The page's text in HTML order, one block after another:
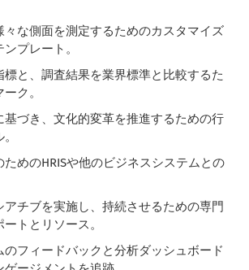
々な側面を測定するためのカスタマイズ
プレート。
標と、調査結果を業界標準と比較するた
ク。
基づき、文化的変革を推進するための行
ためのHRISや他のビジネスシステムとの
アチブを実施し、持続させるための専門
トとリソース。
のフィードバックと分析ダッシュボード